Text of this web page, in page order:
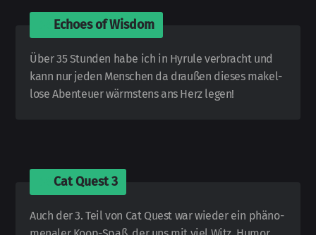
Echoes of Wisdom
Über 35 Stunden habe ich in Hyrule verbracht und
kann nur jeden Menschen da draußen dieses makel­
lose Aben­teuer wärmstens ans Herz legen!
Cat Quest 3
Auch der 3. Teil von Cat Quest war wieder ein phä­no­